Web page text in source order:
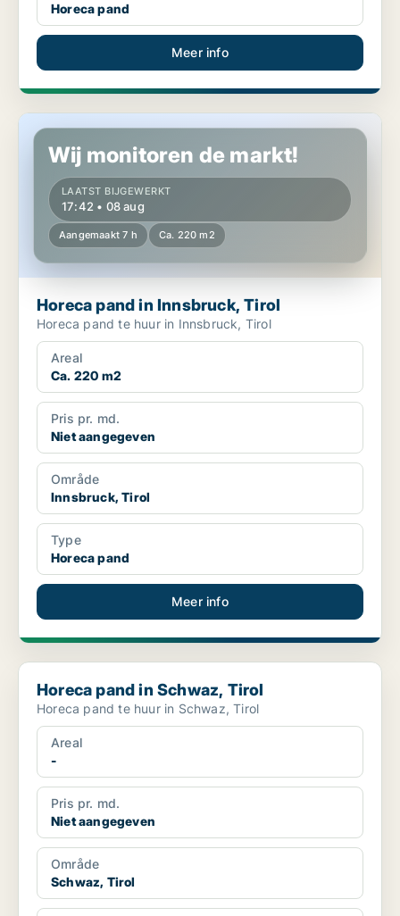
Horeca pand
Meer info
Horeca pand in Innsbruck, Tirol
Wij monitoren de markt!
LAATST BIJGEWERKT
17:42 • 08 aug
Aangemaakt 7 h Ca. 220 m2
Horeca pand in Innsbruck, Tirol
Horeca pand te huur in Innsbruck, Tirol
Areal
Ca. 220 m2
Pris pr. md.
Niet aangegeven
Område
Innsbruck, Tirol
Type
Horeca pand
Meer info
Horeca pand in Schwaz, Tirol
Horeca pand in Schwaz, Tirol
Horeca pand te huur in Schwaz, Tirol
Areal
-
Pris pr. md.
Niet aangegeven
Område
Schwaz, Tirol